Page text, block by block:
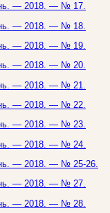
— 2018. — № 17.
— 2018. — № 18.
— 2018. — № 19.
— 2018. — № 20.
— 2018. — № 21.
— 2018. — № 22.
— 2018. — № 23.
— 2018. — № 24.
— 2018. — № 25-26.
— 2018. — № 27.
— 2018. — № 28.